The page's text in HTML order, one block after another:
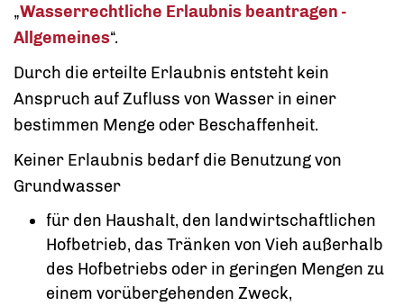
„Wasserrechtliche Erlaubnis beantragen -
Allgemeines“.
Durch die erteilte Erlaubnis entsteht kein
Anspruch auf Zufluss von Wasser in einer
bestimmen Menge oder Beschaffenheit.
Keiner Erlaubnis bedarf die Benutzung von
Grundwasser
für den Haushalt, den landwirtschaftlichen
Hofbetrieb, das Tränken von Vieh außerhalb
des Hofbetriebs oder in geringen Mengen zu
einem vorübergehenden Zweck,